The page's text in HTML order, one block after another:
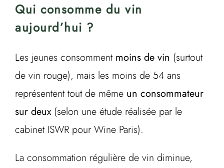
Qui consomme du vin
aujourd’hui ?
Les jeunes consomment moins de vin (surtout
de vin rouge), mais les moins de 54 ans
représentent tout de même un consommateur
sur deux(selon une étude réalisée par le
cabinet ISWR pour Wine Paris).
La consommation régulière de vin diminue,